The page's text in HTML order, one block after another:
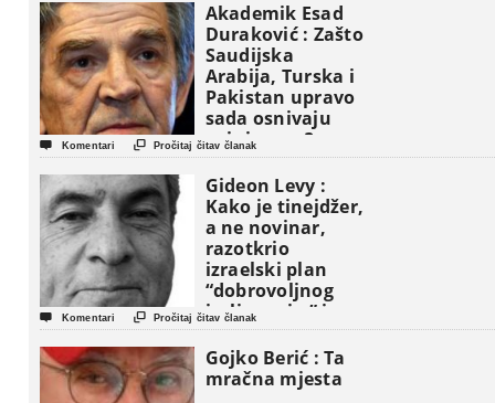
Akademik Esad
Duraković : Zašto
Saudijska
Arabija, Turska i
Pakistan upravo
sada osnivaju
vojni savez?
 Komentari  Pročitaj čitav članak
Gideon Levy :
Kako je tinejdžer,
a ne novinar,
razotkrio
izraelski plan
“dobrovoljnog
iseljavanja ” iz
Gaze
 Komentari  Pročitaj čitav članak
Gojko Berić : Ta
mračna mjesta